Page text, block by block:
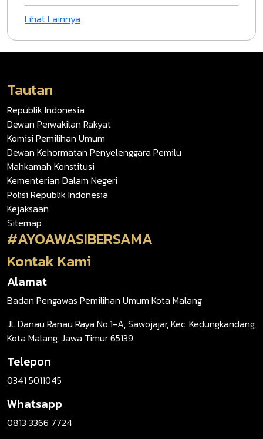
Lihat Lainnya
Tautan
Republik Indonesia
Dewan Perwakilan Rakyat
Komisi Pemilihan Umum
Dewan Kehormatan Penyelenggara Pemilu
Mahkamah Konstitusi
Kementerian Dalam Negeri
Polisi Republik Indonesia
Kejaksaan
Sitemap
#AYOAWASIBERSAMA
Kontak Kami
Alamat
Badan Pengawas Pemilihan Umum Kota Malang
Jl. Danau Ranau Raya No.1-A, Sawojajar, Kec. Kedungkandang,
Kota Malang, Jawa Timur 65139
Telepon
0341 5011045
Whatsapp
0813 3366 7724